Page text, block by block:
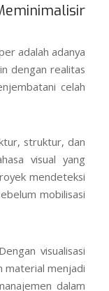
adalah adanya
dengan realitas
celah
struktur, dan
visual yang
mendeteksi
mobilisasi
Dengan visualisasi
material menjadi
dalam